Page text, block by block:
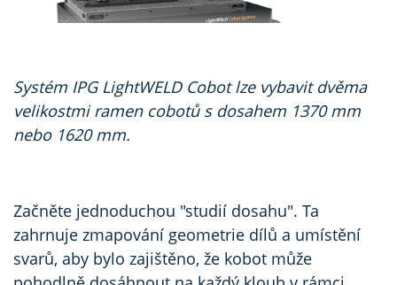
Systém IPG LightWELD Cobot lze vybavit dvěma
velikostmi ramen cobotů s dosahem 1370 mm
nebo 1620 mm.
Začněte jednoduchou "studií dosahu". Ta
zahrnuje zmapování geometrie dílů a umístění
svarů, aby bylo zajištěno, že kobot může